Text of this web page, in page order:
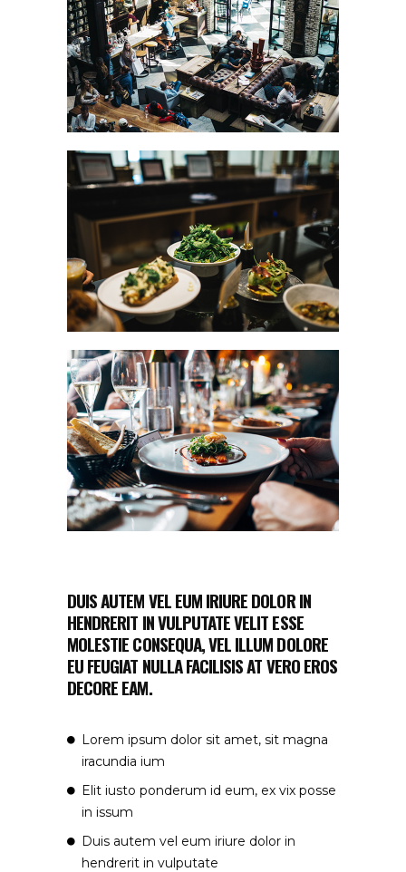
DUIS AUTEM VEL EUM IRIURE DOLOR IN
HENDRERIT IN VULPUTATE VELIT ESSE
MOLESTIE CONSEQUA, VEL ILLUM DOLORE
EU FEUGIAT NULLA FACILISIS AT VERO EROS
DECORE EAM.
Lorem ipsum dolor sit amet, sit magna
iracundia ium
Elit iusto ponderum id eum, ex vix posse
in issum
Duis autem vel eum iriure dolor in
hendrerit in vulputate